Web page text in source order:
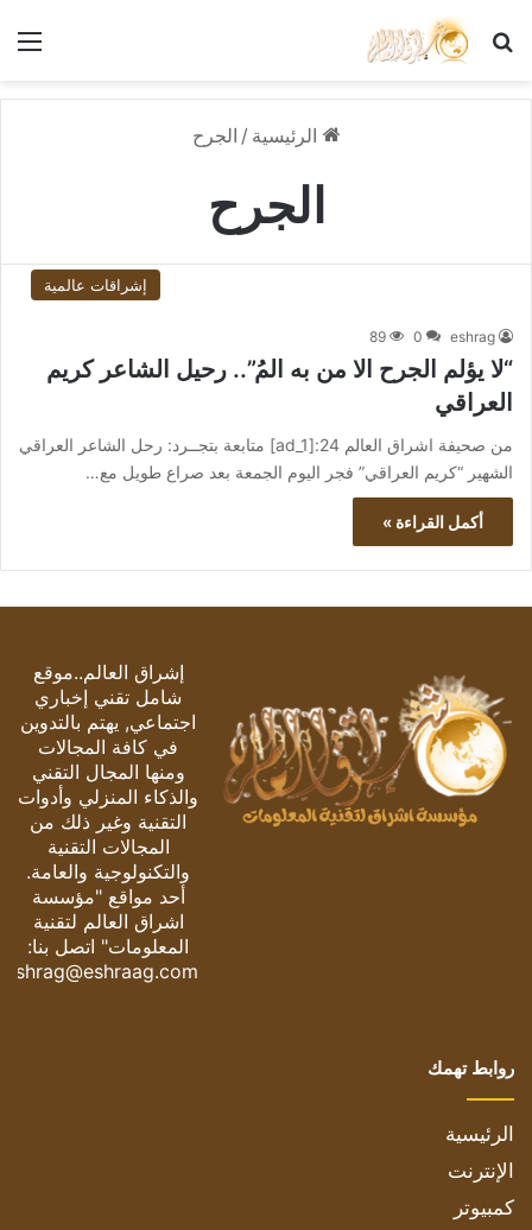
بحث عن
الرئيسية / الجرح
الجرح
إشراقات عالمية
eshrag
0
89
“لا يؤلم الجرح الا من به المُ”.. رحيل الشاعر كريم
العراقي
من صحيفة اشراق العالم 24:[ad_1] متابعة بتجــرد: رحل الشاعر العراقي
الشهير “كريم العراقي” فجر اليوم الجمعة بعد صراع طويل مع…
أكمل القراءة »
إشراق العالم..موقع
شامل تقني إخباري
اجتماعي, يهتم بالتدوين
في كافة المجالات
ومنها المجال التقني
والذكاء المنزلي وأدوات
التقنية وغير ذلك من
المجالات التقنية
والتكنولوجية والعامة.
أحد مواقع "مؤسسة
اشراق العالم لتقنية
المعلومات" اتصل بنا:
eshrag@eshraag.com
روابط تهمك
الرئيسية
الإنترنت
كمبيوتر